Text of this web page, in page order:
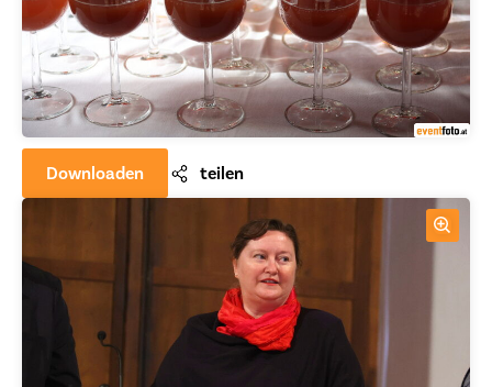
Downloaden teilen